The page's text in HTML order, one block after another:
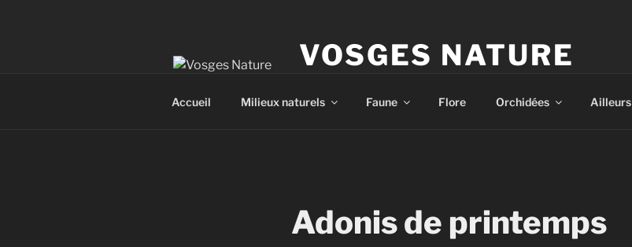
VOSGES NATURE
Accueil Milieux naturels Faune Flore Orchidées Ailleurs
Adonis de printemps